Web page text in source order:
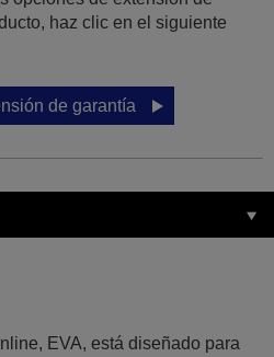
haz clic en el siguiente
de garantía
EVA, está diseñado para